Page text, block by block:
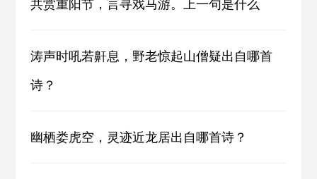
涛声时吼若鼾息，野老惊起山僧疑出自哪首
诗？
幽栖娄虎空，灵迹近龙居出自哪首诗？